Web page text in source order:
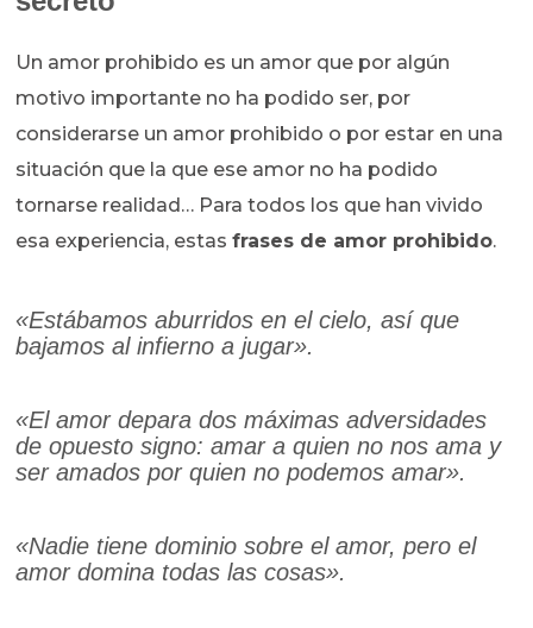
Un amor prohibido es un amor que por algún
motivo importante no ha podido ser, por
considerarse un amor prohibido o por estar en una
situación que la que ese amor no ha podido
tornarse realidad… Para todos los que han vivido
esa experiencia, estasfrases de amor prohibido.
«Estábamos aburridos en el cielo, así que
bajamos al infierno a jugar».
«El amor depara dos máximas adversidades
de opuesto signo: amar a quien no nos ama y
ser amados por quien no podemos amar».
«Nadie tiene dominio sobre el amor, pero el
amor domina todas las cosas».